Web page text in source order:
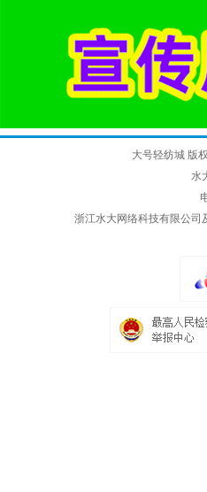
大号轻纺城 版
水
浙江水大网络科技有限公